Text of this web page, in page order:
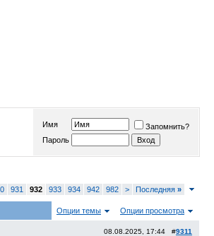
Имя
Запомнить?
Пароль
931 932 933 934 942 982 > Последняя »
Опции темы Опции просмотра
08.08.2025, 17:44 #9311